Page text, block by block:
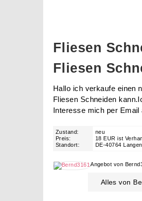
Fliesen
Fliesen
Hallo ich verkaufe einen
Fliesen Schneiden
Interesse mich per
Zustand:
Preis:
Standort:
neu
18 EUR ist
DE-40764
Angebot von
Alles von